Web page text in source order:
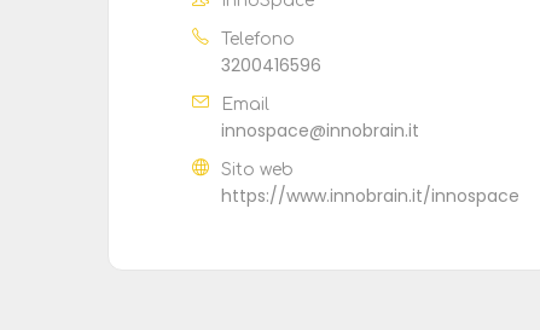
Telefono
3200416596
Email
innospace@innobrain.it
Sito web
https://www.innobrain.it/innospace